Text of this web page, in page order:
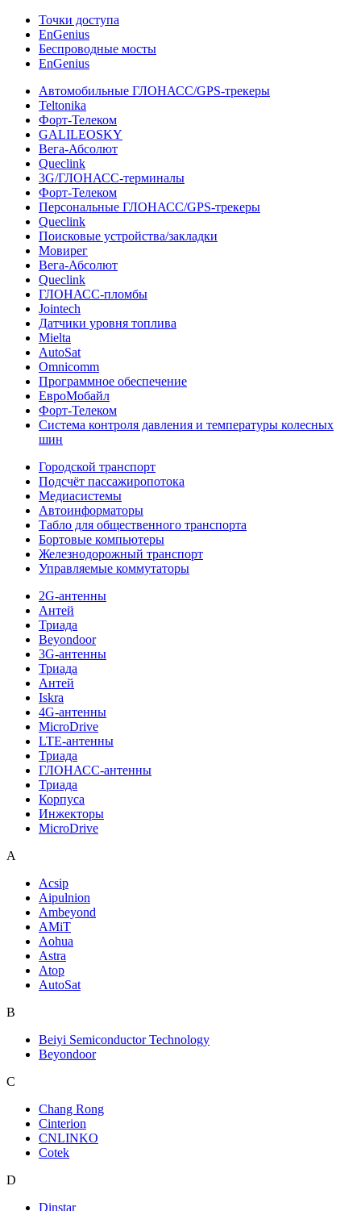
Точки доступа
EnGenius
Беспроводные мосты
EnGenius
Автомобильные ГЛОНАСС/GPS-трекеры
Teltonika
Форт-Телеком
GALILEOSKY
Вега-Абсолют
Queclink
3G/ГЛОНАСС-терминалы
Форт-Телеком
Персональные ГЛОНАСС/GPS-трекеры
Queclink
Поисковые устройства/закладки
Мовирег
Вега-Абсолют
Queclink
ГЛОНАСС-пломбы
Jointech
Датчики уровня топлива
Mielta
AutoSat
Omnicomm
Программное обеспечение
ЕвроМобайл
Форт-Телеком
Система контроля давления и температуры колесных
шин
Городской транспорт
Подсчёт пассажиропотока
Медиасистемы
Автоинформаторы
Табло для общественного транспорта
Бортовые компьютеры
Железнодорожный транспорт
Управляемые коммутаторы
2G-антенны
Антей
Триада
Beyondoor
3G-антенны
Триада
Антей
Iskra
4G-антенны
MicroDrive
LTE-антенны
Триада
ГЛОНАСС-антенны
Триада
Корпуса
Инжекторы
MicroDrive
A
Acsip
Aipulnion
Ambeyond
AMiT
Aohua
Astra
Atop
AutoSat
B
Beiyi Semiconductor Technology
Beyondoor
C
Chang Rong
Cinterion
CNLINKO
Cotek
D
Dinstar